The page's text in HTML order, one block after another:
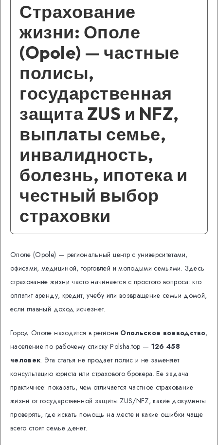
Страхование
жизни: Ополе
(Opole) — частные
полисы,
государственная
защита ZUS и NFZ,
выплаты семье,
инвалидность,
болезнь, ипотека и
честный выбор
страховки
Ополе (Opole) — региональный центр с университетами,
офисами, медициной, торговлей и молодыми семьями. Здесь
страхование жизни часто начинается с простого вопроса: кто
оплатит аренду, кредит, учебу или возвращение семьи домой,
если главный доход исчезнет.
Город Ополе находится в регионе Опольское воеводство,
население по рабочему списку Polsha.top — 126 458
человек. Эта статья не продает полис и не заменяет
консультацию юриста или страхового брокера. Ее задача
практичнее: показать, чем отличается частное страхование
жизни от государственной защиты ZUS/NFZ, какие документы
проверять, где искать помощь на месте и какие ошибки чаще
всего стоят семье денег.